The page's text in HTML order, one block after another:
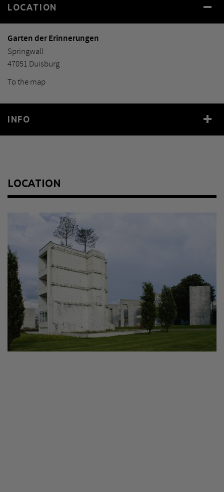
LOCATION
Garten der Erinnerungen
Springwall
47051 Duisburg
To the map
INFO
LOCATION